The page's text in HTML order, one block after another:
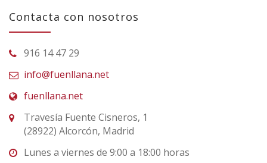
Contacta con nosotros
916 14 47 29
info@fuenllana.net
fuenllana.net
Travesía Fuente Cisneros, 1
(28922) Alcorcón, Madrid
Lunes a viernes de 9:00 a 18:00 horas